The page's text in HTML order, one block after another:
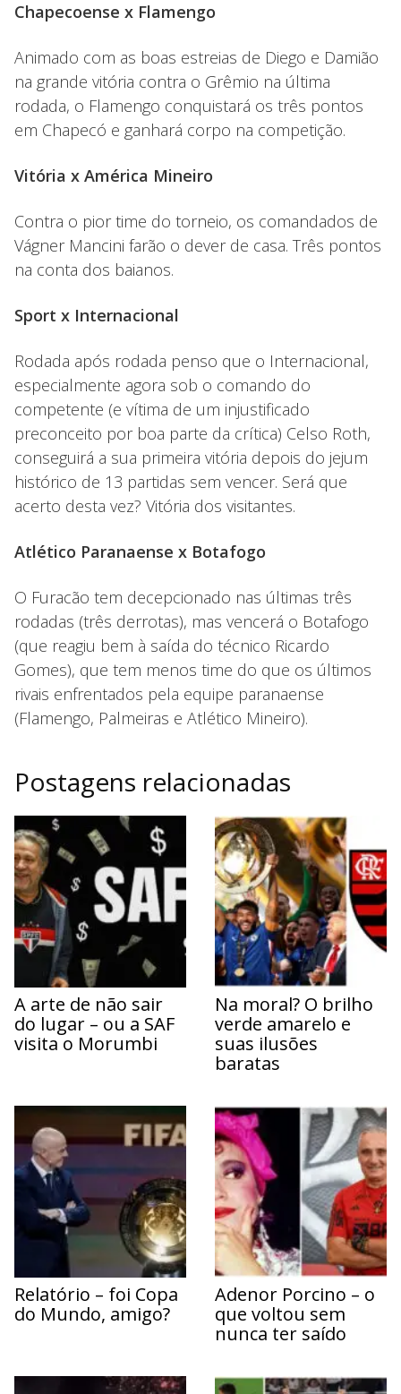
Chapecoense x Flamengo
Animado com as boas estreias de Diego e Damião
na grande vitória contra o Grêmio na última
rodada, o Flamengo conquistará os três pontos
em Chapecó e ganhará corpo na competição.
Vitória x América Mineiro
Contra o pior time do torneio, os comandados de
Vágner Mancini farão o dever de casa. Três pontos
na conta dos baianos.
Sport x Internacional
Rodada após rodada penso que o Internacional,
especialmente agora sob o comando do
competente (e vítima de um injustificado
preconceito por boa parte da crítica) Celso Roth,
conseguirá a sua primeira vitória depois do jejum
histórico de 13 partidas sem vencer. Será que
acerto desta vez? Vitória dos visitantes.
Atlético Paranaense x Botafogo
O Furacão tem decepcionado nas últimas três
rodadas (três derrotas), mas vencerá o Botafogo
(que reagiu bem à saída do técnico Ricardo
Gomes), que tem menos time do que os últimos
rivais enfrentados pela equipe paranaense
(Flamengo, Palmeiras e Atlético Mineiro).
Postagens relacionadas
A arte de não sair
do lugar – ou a SAF
visita o Morumbi
Na moral? O brilho
verde amarelo e
suas ilusões
baratas
Relatório – foi Copa
do Mundo, amigo?
Adenor Porcino – o
que voltou sem
nunca ter saído